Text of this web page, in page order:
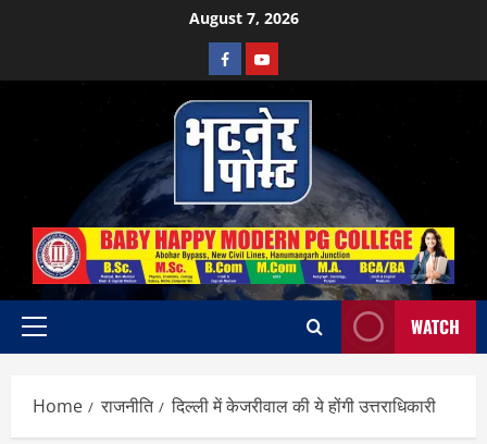
August 7, 2026
Facebook
Youtube
Primary
WATCH
Home राजनीति दिल्ली में केजरीवाल की ये होंगी उत्तराधिकारी